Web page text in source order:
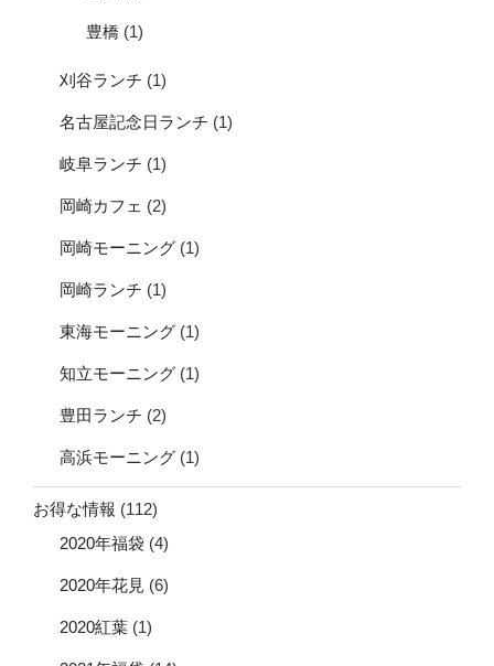
豊橋 (1)
刈谷ランチ (1)
名古屋記念日ランチ (1)
岐阜ランチ (1)
岡崎カフェ (2)
岡崎モーニング (1)
岡崎ランチ (1)
東海モーニング (1)
知立モーニング (1)
豊田ランチ (2)
高浜モーニング (1)
お得な情報 (112)
2020年福袋 (4)
2020年花見 (6)
2020紅葉 (1)